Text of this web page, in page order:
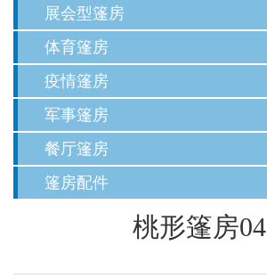
展会型篷房
体育篷房
疫情篷房
军事篷房
餐厅篷房
篷房配件
桃形篷房04